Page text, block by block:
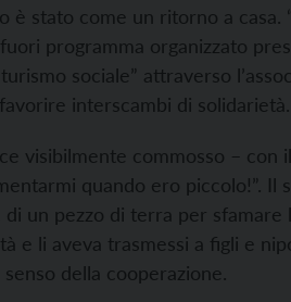
è stato come un ritorno a casa.
programma organizzato
sociale” attraverso
interscambi di solidarietà.
visibilmente commosso – con
quando ero piccolo!”.
un pezzo di terra per
e li aveva trasmessi a figli e
della cooperazione.